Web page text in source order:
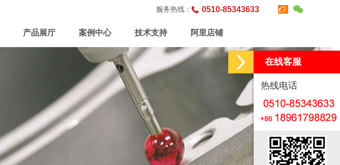
在线客服
热线电话
0510-85343633
服务热线：
产品展厅 案例中心 技术支持 阿里店铺